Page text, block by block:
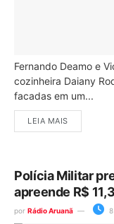
Fernando Deamo e
cozinheira Daiany
facadas em um...
LEIA MAIS
Polícia Militar
apreende R$
por Rádio Aruanã